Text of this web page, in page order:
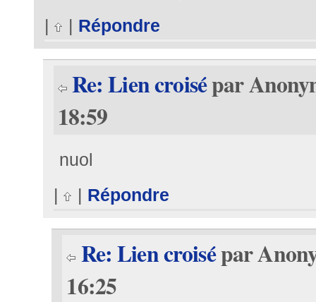
|
| Répondre
Re: Lien croisépar
18:59
nuol
|
| Répondre
Re: Lien croisépar
16:25